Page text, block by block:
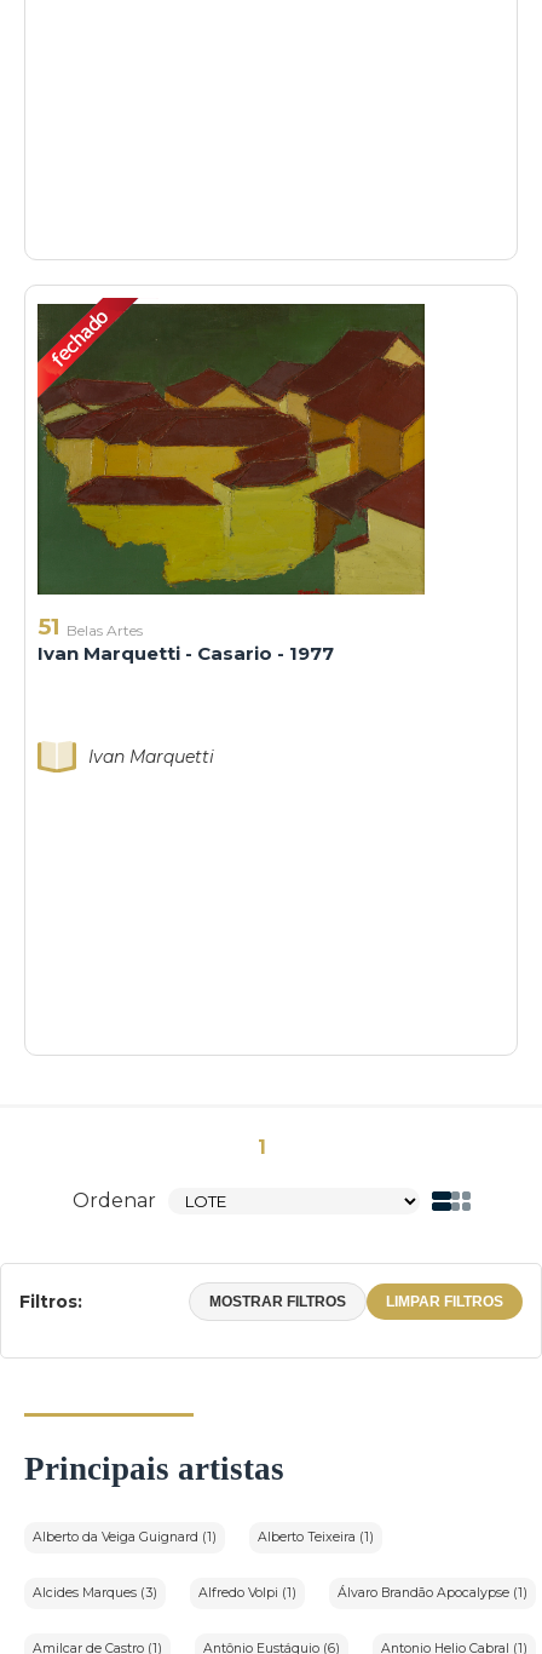
51 Belas Artes
Ivan Marquetti - Casario - 1977
Ivan Marquetti
1
Ordenar
Filtros: MOSTRAR FILTROS LIMPAR FILTROS
Principais artistas
Alberto da Veiga Guignard (1) Alberto Teixeira (1)
Alcides Marques (3) Alfredo Volpi (1) Álvaro Brandão Apocalypse (1)
Amilcar de Castro (1) Antônio Eustáquio (6) Antonio Helio Cabral (1)